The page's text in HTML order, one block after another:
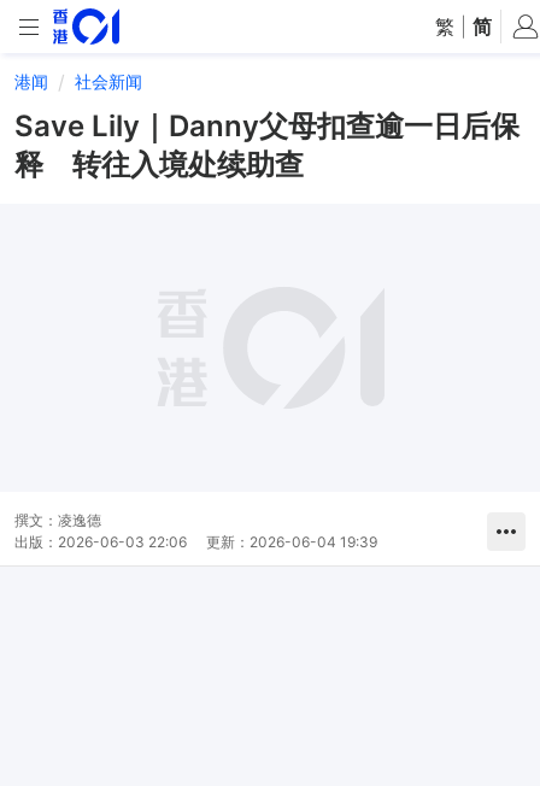
繁 简
港闻 社会新闻
Save Lily｜Danny父母扣查逾一日后保
释 转往入境处续助查
撰文： 凌逸德
出版： 2026-06-03 22:06 更新： 2026-06-04 19:39